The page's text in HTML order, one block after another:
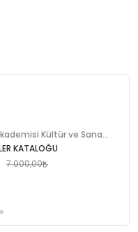
KATALOĞU
7.000,00